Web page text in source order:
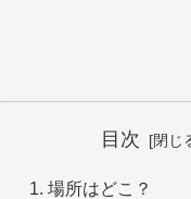
目次
場所はどこ？